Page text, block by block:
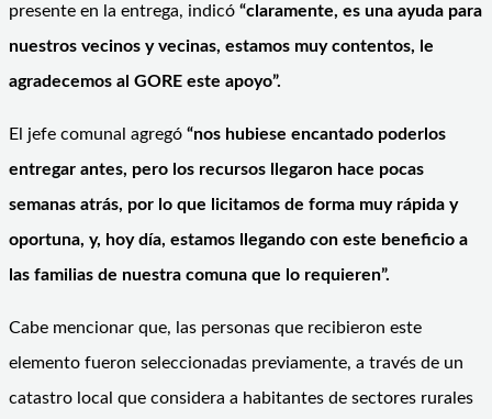
presente en la entrega, indicó “claramente, es una ayuda para
nuestros vecinos y vecinas, estamos muy contentos, le
agradecemos al GORE este apoyo”.
El jefe comunal agregó “nos hubiese encantado poderlos
entregar antes, pero los recursos llegaron hace pocas
semanas atrás, por lo que licitamos de forma muy rápida y
oportuna, y, hoy día, estamos llegando con este beneficio a
las familias de nuestra comuna que lo requieren”.
Cabe mencionar que, las personas que recibieron este
elemento fueron seleccionadas previamente, a través de un
catastro local que considera a habitantes de sectores rurales